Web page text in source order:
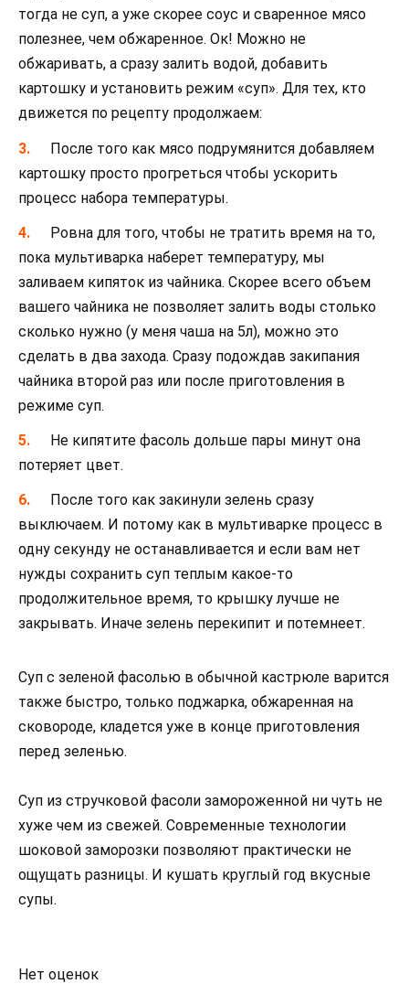
тогда не суп, а уже скорее соус и сваренное мясо
полезнее, чем обжаренное. Ок! Можно не
обжаривать, а сразу залить водой, добавить
картошку и установить режим «суп». Для тех, кто
движется по рецепту продолжаем:
После того как мясо подрумянится добавляем
картошку просто прогреться чтобы ускорить
процесс набора температуры.
Ровна для того, чтобы не тратить время на то,
пока мультиварка наберет температуру, мы
заливаем кипяток из чайника. Скорее всего объем
вашего чайника не позволяет залить воды столько
сколько нужно (у меня чаша на 5л), можно это
сделать в два захода. Сразу подождав закипания
чайника второй раз или после приготовления в
режиме суп.
Не кипятите фасоль дольше пары минут она
потеряет цвет.
После того как закинули зелень сразу
выключаем. И потому как в мультиварке процесс в
одну секунду не останавливается и если вам нет
нужды сохранить суп теплым какое-то
продолжительное время, то крышку лучше не
закрывать. Иначе зелень перекипит и потемнеет.
Суп с зеленой фасолью в обычной кастрюле варится
также быстро, только поджарка, обжаренная на
сковороде, кладется уже в конце приготовления
перед зеленью.
Суп из стручковой фасоли замороженной ни чуть не
хуже чем из свежей. Современные технологии
шоковой заморозки позволяют практически не
ощущать разницы. И кушать круглый год вкусные
супы.
Нет оценок